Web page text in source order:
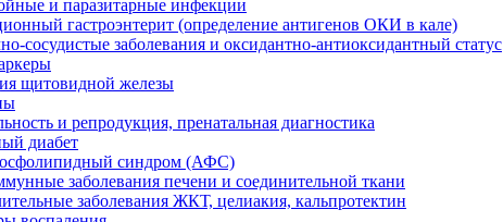
и паразитарные инфекции
гастроэнтерит (определение антигенов ОКИ в кале)
сосудистые заболевания и оксидантно-антиоксидантный статус
щитовидной железы
и репродукция, пренатальная диагностика
диабет
синдром (АФС)
заболевания печени и соединительной ткани
заболевания ЖКТ, целиакия, кальпротектин